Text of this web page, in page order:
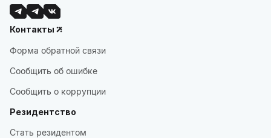
Контакты
Форма обратной связи
Сообщить об ошибке
Сообщить о коррупции
Резидентство
Стать резидентом